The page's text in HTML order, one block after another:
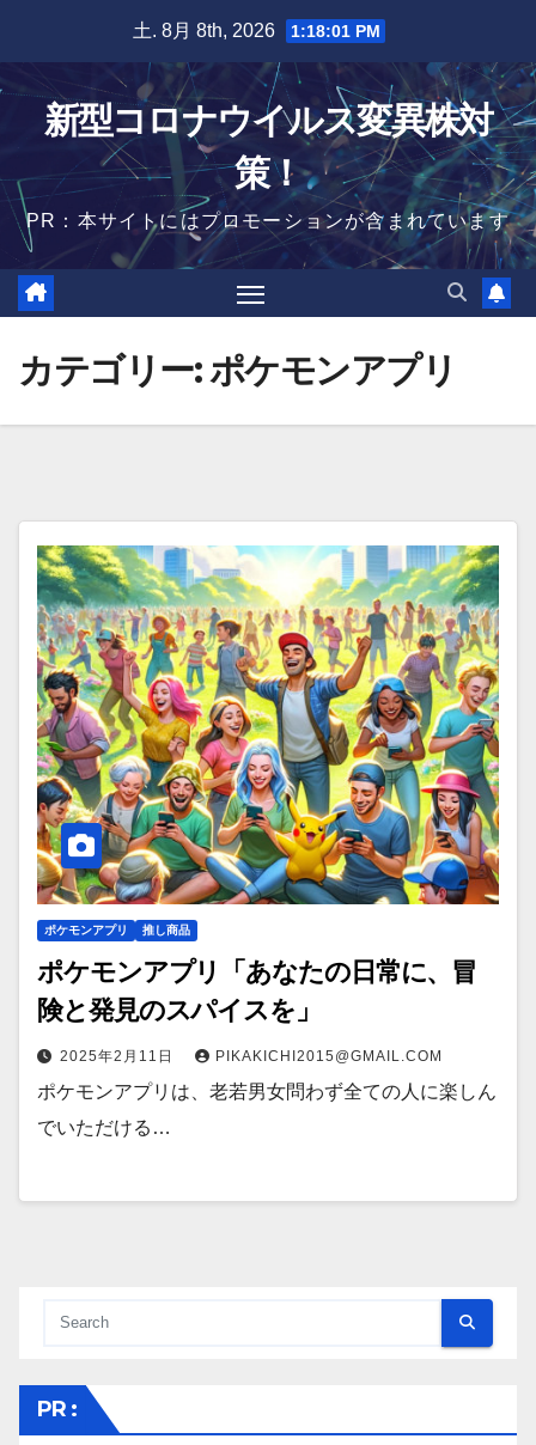
content
土. 8月 8th, 2026 1:18:02 PM
新型コロナウイルス変異株対
策！
PR：本サイトにはプロモーションが含まれています
カテゴリー:ポケモンアプリ
ポケモンアプリ 推し商品
ポケモンアプリ「あなたの日常に、冒
険と発見のスパイスを」
2025年2月11日 PIKAKICHI2015@GMAIL.COM
ポケモンアプリは、老若男女問わず全ての人に楽しん
でいただける…
PR :